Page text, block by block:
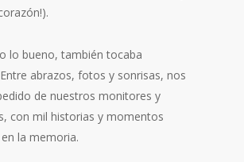
lo bueno, también tocaba
abrazos, fotos y sonrisas, nos
de nuestros monitores y
con mil historias y momentos
la memoria.